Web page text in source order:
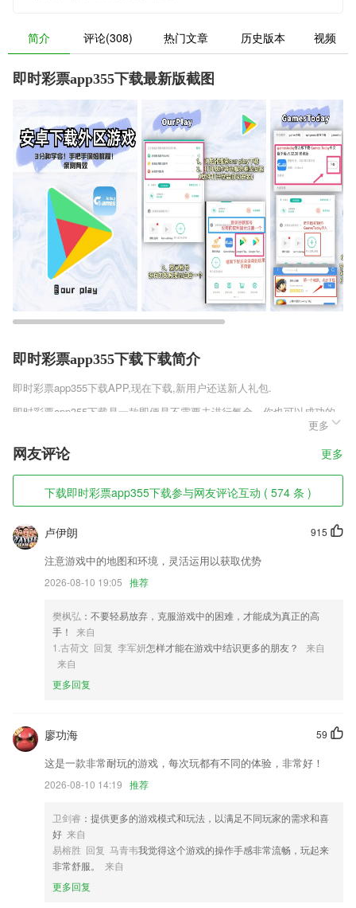
简介 评论(308) 热门文章 历史版本 视频
即时彩票app355下载最新版截图
即时彩票app355下载下载简介
即时彩票app355下载APP,现在下载,新用户还送新人礼包.
即时彩票app355下载是一款即便是不需要去进行氪金，你也可以成功的
踏入到强者之路的鼎力之作，相信随着现在流水线一般的修真之作逐渐开
始呈现的时候，很多伙伴们感觉到有一些失望，但是这部作品一定会让你
感受到一些不一样的惊喜。
即时彩票app355下载软件特色
1,以后识别文字就会非常的轻松、快速了，满足用户的识别需求；
2,双重认证：可选开通双重认证功能。启用后，指纹或NFC卡开锁需要输
入认证码。
3,各种日语学习方法的讲解，从背单词开始，不断闯关深入学习
5,广受好评的算法,为你推荐你感兴趣的影视,比你更懂你
6,同城交友功能，罗山的百姓也可以上传自己的照片，进行到同城交友平
台里面找到自己喜欢的朋友。
即时彩票app355下载软件优势
各个生活技能提升你的生活能力，让你重获生活的乐趣。
2.可评价教练，让学车轻松愉快
3.健康模式，护视力、养习惯，贴心健康距离提示，培养良好学习习惯；
5.支持对视频、文档等多类课件统一管理
6..为大家准备的特别优质的平台，您和身边的人都能使用；
即时彩票app355下载更新了什么?
更多
网友评论 更多
下载即时彩票app355下载参与网友评论互动 ( 574 条 )
915
卢伊朗
注意游戏中的地图和环境，灵活运用以获取优势
2026-08-10 19:05 推荐
樊枫弘 ：不要轻易放弃，克服游戏中的困难，才能成为真正的高
手！
来自
1.古荷文 回复 李军妍怎样才能在游戏中结识更多的朋友？
来自
来自
更多回复
59
廖功海
这是一款非常耐玩的游戏，每次玩都有不同的体验，非常好！
2026-08-10 14:19 推荐
卫剑睿 ：提供更多的游戏模式和玩法，以满足不同玩家的需求和喜
好 来自
易榕胜 回复 马青韦我觉得这个游戏的操作手感非常流畅，玩起来
非常舒服。
来自
更多回复